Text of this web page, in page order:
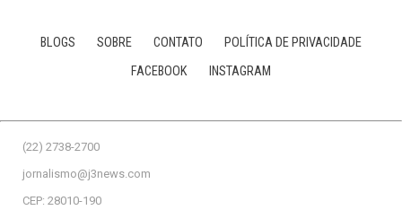
BLOGS SOBRE CONTATO
POLÍTICA DE PRIVACIDADE
FACEBOOK
INSTAGRAM
(22) 2738-2700
jornalismo@j3news.com
CEP: 28010-190